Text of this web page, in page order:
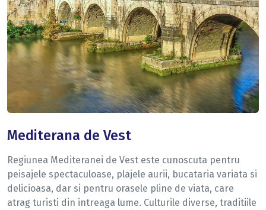
Mediterana de Vest
Regiunea Mediteranei de Vest este cunoscuta pentru
peisajele spectaculoase, plajele aurii, bucataria variata si
delicioasa, dar si pentru orasele pline de viata, care
atrag turisti din intreaga lume. Culturile diverse, traditiile